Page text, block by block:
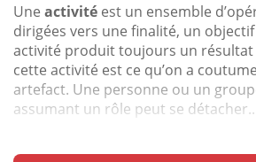
Une activité est un ensemble
dirigées vers une finalité, un
activité produit toujours un résultat
cette activité est ce qu’on a
artefact. Une personne ou un
assumant un rôle peut se